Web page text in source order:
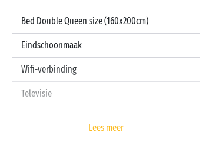
Bed Double Queen size (160x200cm)
Eindschoonmaak
Wifi-verbinding
Televisie
Lees meer